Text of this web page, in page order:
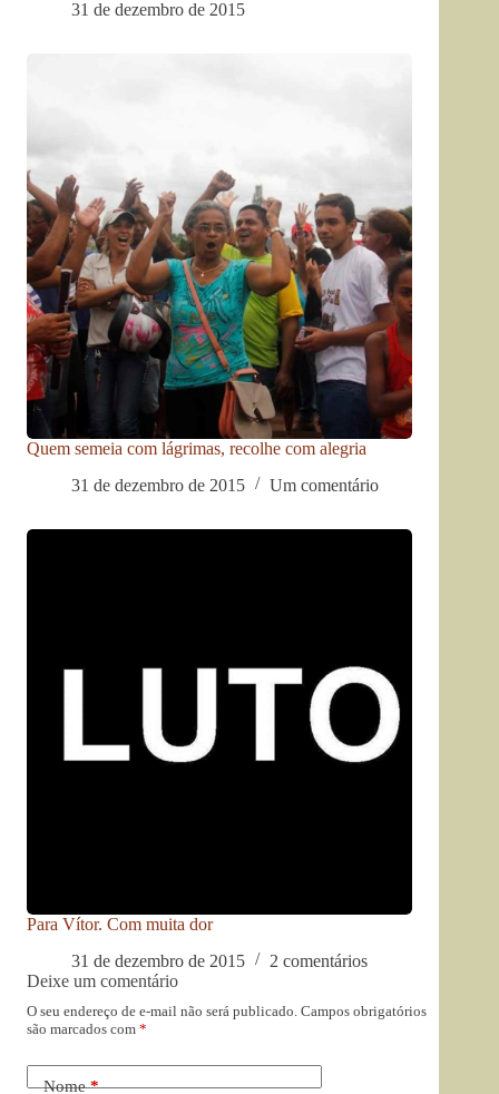
31 de dezembro de 2015
Quem semeia com lágrimas, recolhe com alegria
31 de dezembro de 2015
Um comentário
Para Vítor. Com muita dor
31 de dezembro de 2015
2 comentários
Deixe um comentário
O seu endereço de e-mail não será publicado. Campos obrigatórios
são marcados com *
Nome*